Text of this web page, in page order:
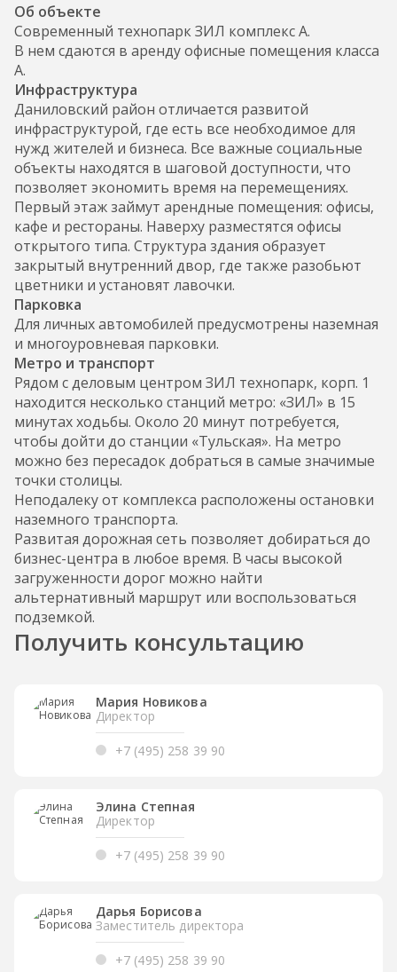
Об объекте
Современный технопарк ЗИЛ комплекс А.
В нем сдаются в аренду офисные помещения класса
А.
Инфраструктура
Даниловский район отличается развитой
инфраструктурой, где есть все необходимое для
нужд жителей и бизнеса. Все важные социальные
объекты находятся в шаговой доступности, что
позволяет экономить время на перемещениях.
Первый этаж займут арендные помещения: офисы,
кафе и рестораны. Наверху разместятся офисы
открытого типа. Структура здания образует
закрытый внутренний двор, где также разобьют
цветники и установят лавочки.
Парковка
Для личных автомобилей предусмотрены наземная
и многоуровневая парковки.
Метро и транспорт
Рядом с деловым центром ЗИЛ технопарк, корп. 1
находится несколько станций метро: «ЗИЛ» в 15
минутах ходьбы. Около 20 минут потребуется,
чтобы дойти до станции «Тульская». На метро
можно без пересадок добраться в самые значимые
точки столицы.
Неподалеку от комплекса расположены остановки
наземного транспорта.
Развитая дорожная сеть позволяет добираться до
бизнес-центра в любое время. В часы высокой
загруженности дорог можно найти
альтернативный маршрут или воспользоваться
подземкой.
Получить консультацию
Мария Новикова
Директор
+7 (495) 258 39 90
Элина Степная
Директор
+7 (495) 258 39 90
Дарья Борисова
Заместитель директора
+7 (495) 258 39 90